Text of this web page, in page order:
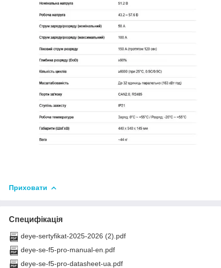
Приховати
Специфікація
deye-sertyfikat-2025-2026 (2).pdf
deye-se-f5-pro-manual-en.pdf
deye-se-f5-pro-datasheet-ua.pdf